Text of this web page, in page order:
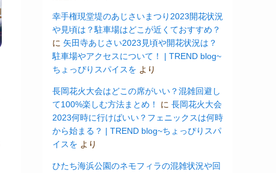
幸手権現堂堤のあじさいまつり2023開花状況
や見頃は？駐車場はどこが近くておすすめ？
に 矢田寺あじさい2023見頃や開花状況は？
駐車場やアクセスについて！ | TREND blog~
ちょっぴりスパイスを より
長岡花火大会はどこの席がいい？混雑回避し
て100%楽しむ方法まとめ！
に 長岡花火大会
2023何時に行けばいい？フェニックスは何時
から始まる？ | TREND blog~ちょっぴりスパ
イスを より
ひたち海浜公園のネモフィラの混雑状況や回